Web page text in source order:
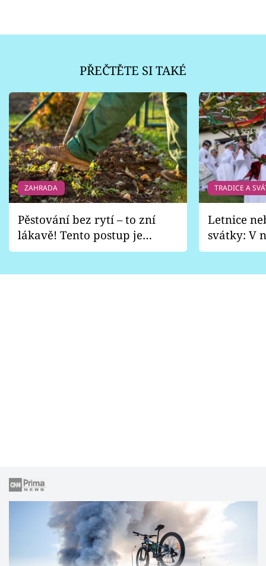
PŘEČTĚTE SI TAKÉ
ZAHRADA
Pěstování bez rytí – to zní
lákavě! Tento postup je
vhodný jen pro některé
TRADICE A
Letnice
svátky: V
pondělí